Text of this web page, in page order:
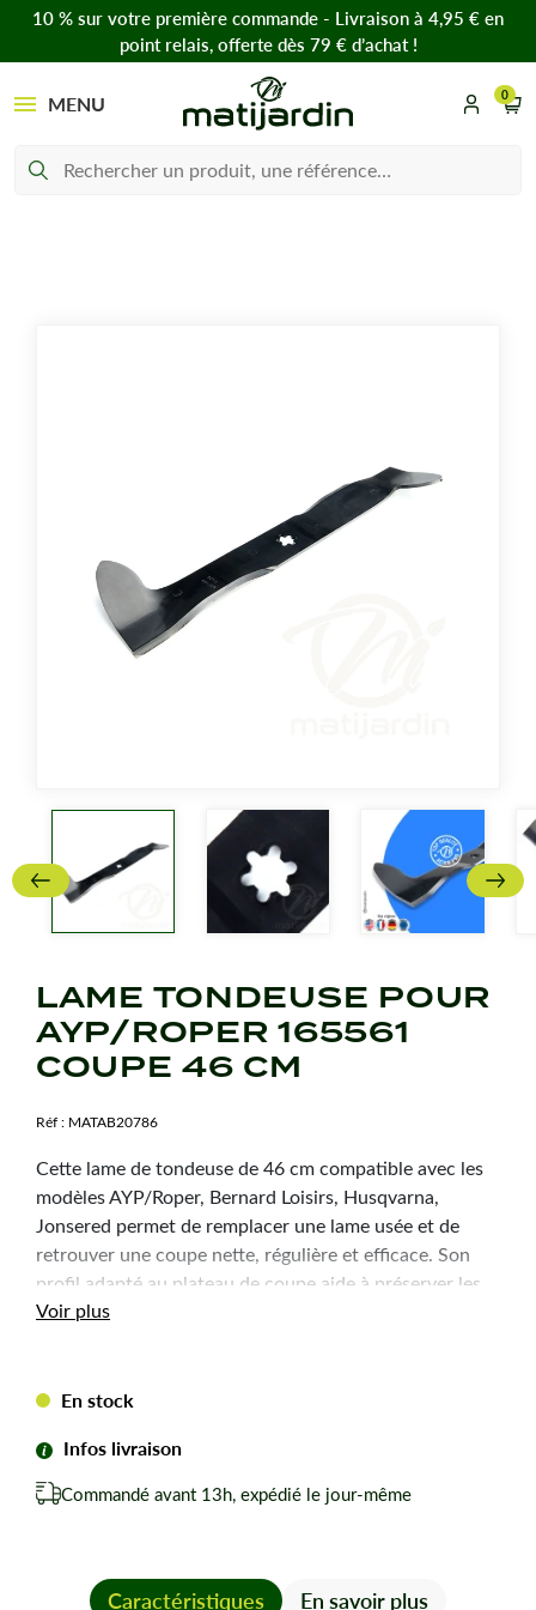
10 % sur votre première commande - Livraison à 4,95 € en
point relais, offerte dès 79 € d’achat !
MENU 0
LAME TONDEUSE POUR
AYP/ROPER 165561
COUPE 46 CM
Réf : MATAB20786
Cette lame de tondeuse de 46 cm compatible avec les
modèles AYP/Roper, Bernard Loisirs, Husqvarna,
Jonsered permet de remplacer une lame usée et de
retrouver une coupe nette, régulière et efficace. Son
profil adapté au plateau de coupe aide à préserver les
performances de la machine et la qualité de finition de
Caractéristiques
techniques
Coupe :46 cm
Largeur :57 mm
Voir plus
En stock
Infos livraison
Commandé avant 13h, expédié le jour-même
Caractéristiques
En savoir plus